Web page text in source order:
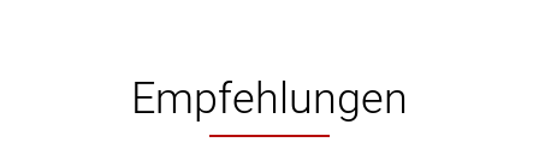
Empfehlungen